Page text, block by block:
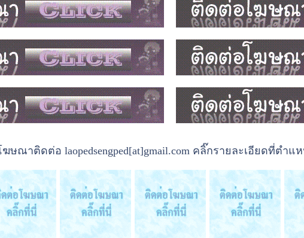
ษณาติดต่อ laopedsengped[at]gmail.com คลิ๊กรายละเอียดที่ตำแ